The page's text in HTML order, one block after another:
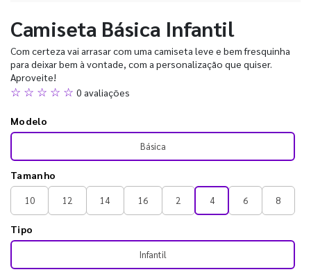
Camiseta Básica Infantil
Com certeza vai arrasar com uma camiseta leve e bem fresquinha
para deixar bem à vontade, com a personalização que quiser.
Aproveite!
☆ ☆ ☆ ☆ ☆ 0 avaliações
Modelo
Básica
Tamanho
10 12 14 16 2 4 6 8
Tipo
Infantil